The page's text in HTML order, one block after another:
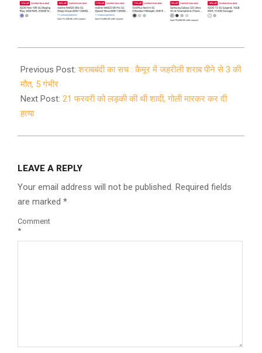
02-
08
Previous Post:शराबबंदी का सच : कैमूर में जहरीली शराब पीने से 3 की
मौत, 5 गंभीर
Next Post: 21 फरवरी को लड़की की थी शादी, गोली मारकर कर दी
हत्या
LEAVE A REPLY
Your email address will not be published. Required fields
are marked *
Comment
*